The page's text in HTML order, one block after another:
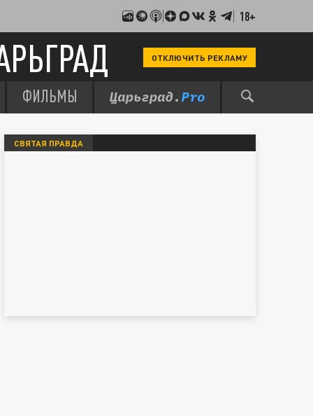
18+
ОТКЛЮЧИТЬ РЕКЛАМУ
ФИЛЬМЫ
СВЯТАЯ ПРАВДА